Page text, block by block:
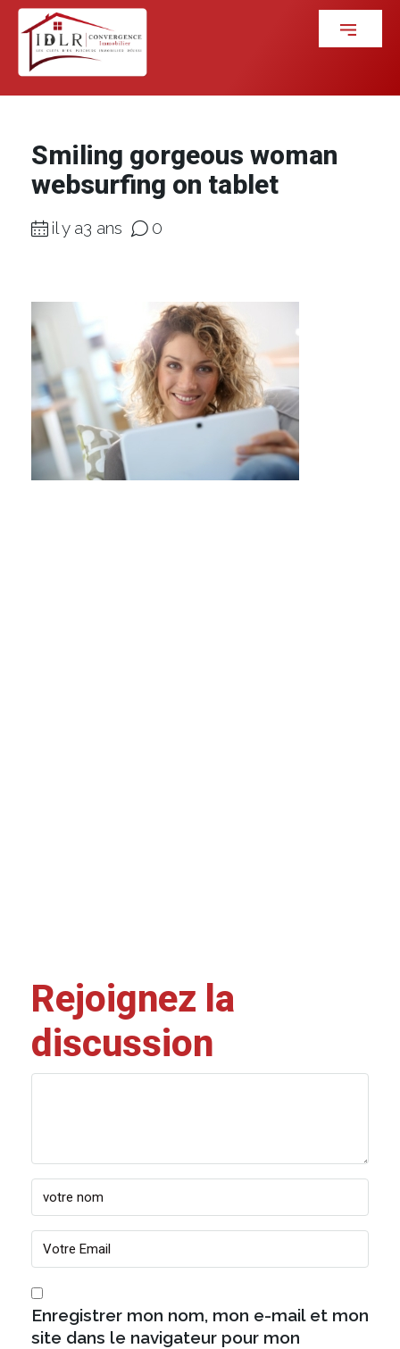
Smiling gorgeous woman
websurfing on tablet
il y a3 ans 0
Rejoignez la
discussion
Enregistrer mon nom, mon e-mail et mon
site dans le navigateur pour mon